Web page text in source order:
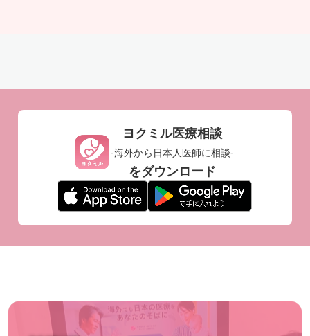
ヨクミル医療相談
-海外から日本人医師に相談-
をダウンロード